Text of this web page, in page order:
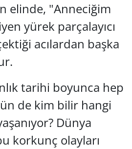
elinde, "Anneciğim
yürek parçalayıcı
acılardan başka
tarihi boyunca hep
de kim bilir hangi
Dünya
korkunç olayları